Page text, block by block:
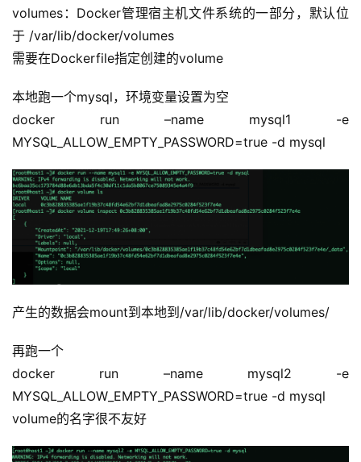
volumes：Docker管理宿主机文件系统的一部分，默认位
于 /var/lib/docker/volumes
需要在Dockerfile指定创建的volume
本地跑一个mysql，环境变量设置为空
docker run –name mysql1 -e
MYSQL_ALLOW_EMPTY_PASSWORD=true -d mysql
产生的数据会mount到本地到/var/lib/docker/volumes/
再跑一个
docker run –name mysql2 -e
MYSQL_ALLOW_EMPTY_PASSWORD=true -d mysql
volume的名字很不友好